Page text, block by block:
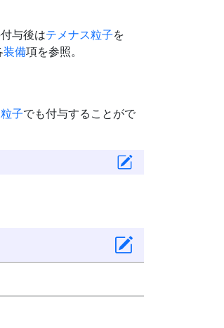
与後はテメナス粒子を
装備項を参照。
子でも付与することがで